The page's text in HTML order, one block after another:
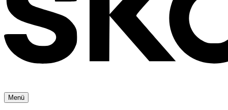
Menü